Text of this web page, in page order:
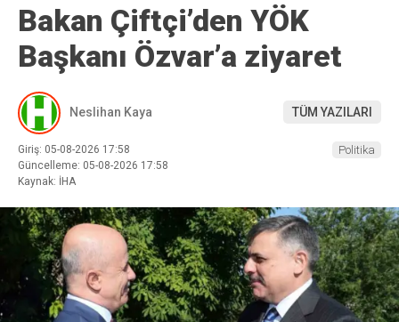
Bakan Çiftçi’den YÖK
Başkanı Özvar’a ziyaret
Neslihan Kaya TÜM YAZILARI
Giriş: 05-08-2026 17:58
Güncelleme: 05-08-2026 17:58
Kaynak: İHA
Politika